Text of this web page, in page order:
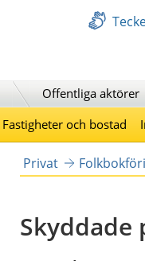
Offentliga aktörer
Fastigheter och bostad
Privat